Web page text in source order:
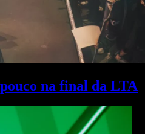
na final da LTA